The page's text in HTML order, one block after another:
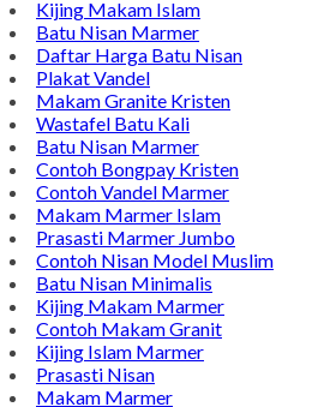
Tumblr
Gmail
Maisan Batu Kali, Harga Dompalan
Maisan Batu Kali, Harga Dompalan
Salah satu produk kerajinan yang
produk batu nisan yang banyak
batu alam dengan kualitas yang
dari batu kali yang merupakan
ingin…
Harga Hubungi CS
Hubungi Kami
Kijing Makam Islam
Batu Nisan Marmer
Daftar Harga Batu Nisan
Plakat Vandel
Makam Granite Kristen